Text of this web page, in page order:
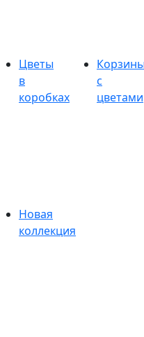
Цветы
в
коробках
с
цветами
Новая
коллекция